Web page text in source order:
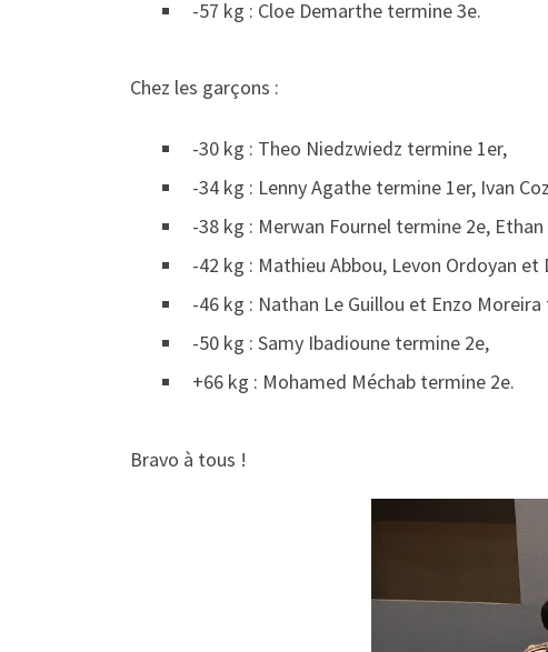
-57 kg : Cloe Demarthe termine 3e.
Chez les garçons :
-30 kg : Theo Niedzwiedz termine 1er,
-34 kg : Lenny Agathe termine 1er, Ivan
-38 kg : Merwan Fournel termine 2e,
-42 kg : Mathieu Abbou, Levon Ordoyan
-46 kg : Nathan Le Guillou et Enzo
-50 kg : Samy Ibadioune termine 2e,
+66 kg : Mohamed Méchab termine 2e.
Bravo à tous !